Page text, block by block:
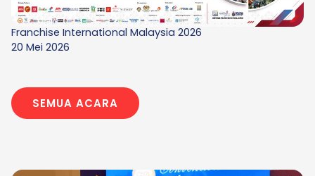
Franchise International Malaysia 2026
20 Mei 2026
SEMUA ACARA